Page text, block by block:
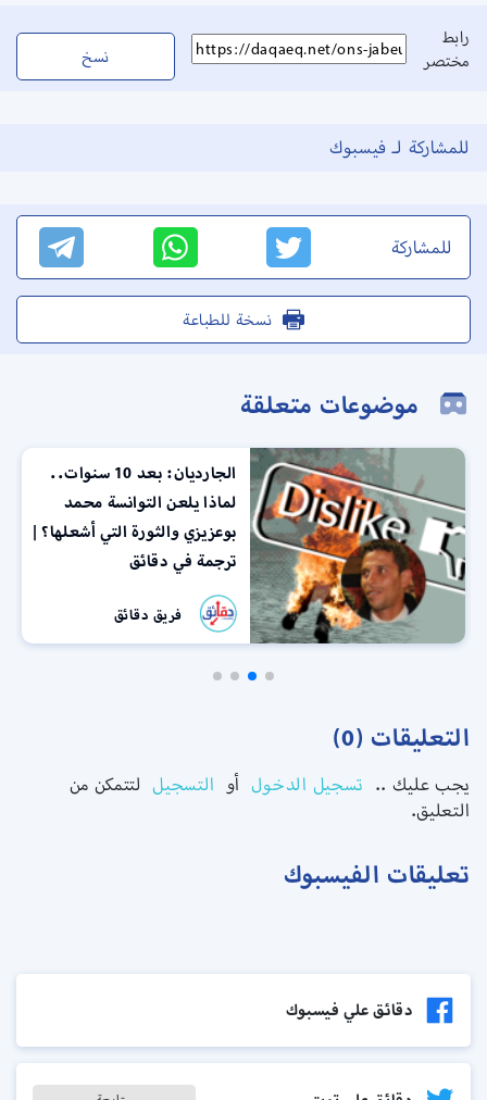
رابط
مختصر
نسخ
للمشاركة لـ فيسبوك
للمشاركة
نسخة للطباعة
موضوعات متعلقة
الجارديان: بعد 10 سنوات..
لماذا يلعن التوانسة محمد
بوعزيزي والثورة التي أشعلها؟ |
ترجمة في دقائق
فريق دقائق
التعليقات (0)
يجب عليك .. تسجيل الدخول أو التسجيل لتتمكن من
التعليق.
تعليقات الفيسبوك
دقائق علي فيسبوك